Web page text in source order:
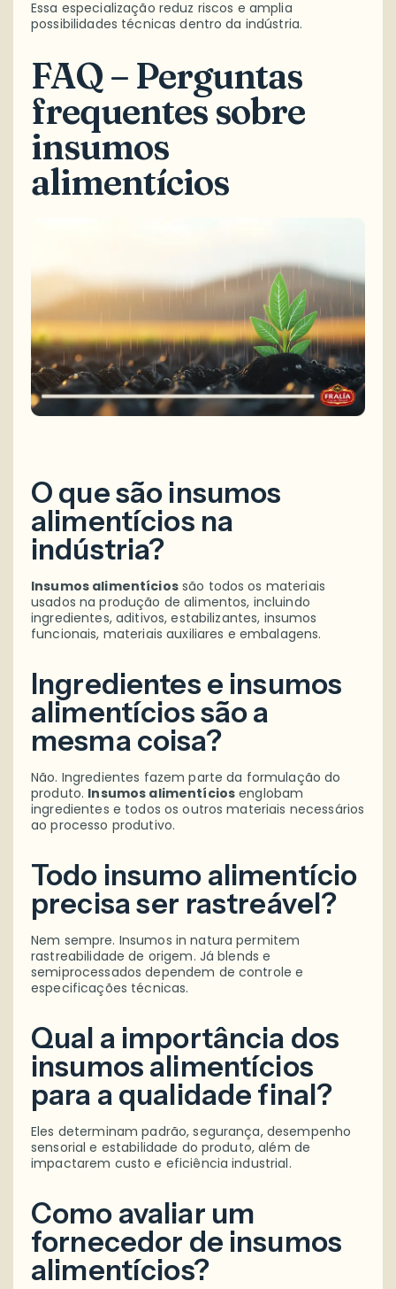
Essa especialização reduz riscos e amplia
possibilidades técnicas dentro da indústria.
FAQ – Perguntas
frequentes sobre
insumos
alimentícios
O que são insumos
alimentícios na
indústria?
Insumos alimentíciossão todos os materiais
usados na produção de alimentos, incluindo
ingredientes, aditivos, estabilizantes, insumos
funcionais, materiais auxiliares e embalagens.
Ingredientes e insumos
alimentícios são a
mesma coisa?
Não. Ingredientes fazem parte da formulação do
produto. Insumos alimentícios englobam
ingredientes e todos os outros materiais necessários
ao processo produtivo.
Todo insumo alimentício
precisa ser rastreável?
Nem sempre. Insumos in natura permitem
rastreabilidade de origem. Já blends e
semiprocessados dependem de controle e
especificações técnicas.
Qual a importância dos
insumos alimentícios
para a qualidade final?
Eles determinam padrão, segurança, desempenho
sensorial e estabilidade do produto, além de
impactarem custo e eficiência industrial.
Como avaliar um
fornecedor de insumos
alimentícios?